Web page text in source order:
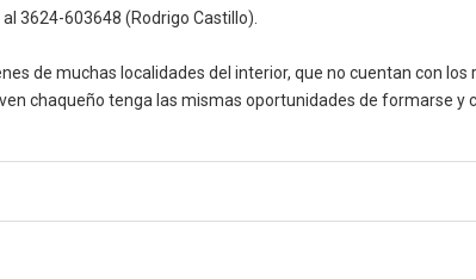
3624-603648 (Rodrigo Castillo).
de muchas localidades del interior, que no cuentan con
chaqueño tenga las mismas oportunidades de formarse y